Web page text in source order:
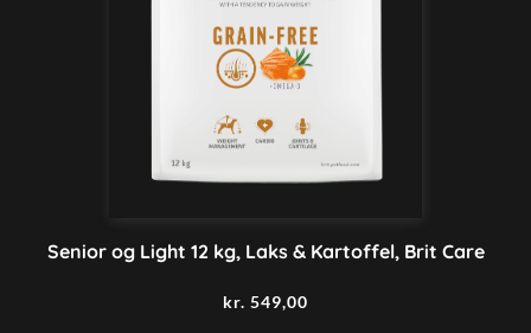
Senior og Light 12 kg, Laks & Kartoffel, Brit Care
kr. 549,00